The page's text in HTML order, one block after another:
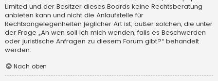
Limited und der Besitzer dieses Boards keine Rechtsberatung
anbieten kann und nicht die Anlaufstelle für
Rechtsangelegenheiten jeglicher Art ist; außer solchen, die unter
der Frage „An wen soll ich mich wenden, falls es Beschwerden
oder juristische Anfragen zu diesem Forum gibt?“ behandelt
werden.
Nach oben